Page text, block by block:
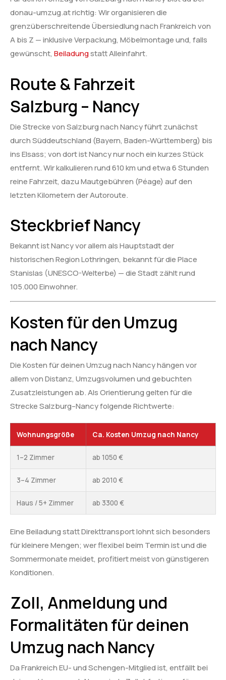
donau-umzug.at richtig: Wir organisieren die
grenzüberschreitende Übersiedlung nach Frankreich von
A bis Z — inklusive Verpackung, Möbelmontage und, falls
gewünscht, Beiladungstatt Alleinfahrt.
Route & Fahrzeit
Salzburg – Nancy
Die Strecke von Salzburg nach Nancy führt zunächst
durch Süddeutschland (Bayern, Baden-Württemberg) bis
ins Elsass; von dort ist Nancy nur noch ein kurzes Stück
entfernt. Wir kalkulieren rund 610 km und etwa 6 Stunden
reine Fahrzeit, dazu Mautgebühren (Péage) auf den
letzten Kilometern der Autoroute.
Steckbrief Nancy
Bekannt ist Nancy vor allem als Hauptstadt der
historischen Region Lothringen, bekannt für die Place
Stanislas (UNESCO-Welterbe) — die Stadt zählt rund
105.000 Einwohner.
Kosten für den Umzug
nach Nancy
Die Kosten für deinen Umzug nach Nancy hängen vor
allem von Distanz, Umzugsvolumen und gebuchten
Zusatzleistungen ab. Als Orientierung gelten für die
Strecke Salzburg–Nancy folgende Richtwerte:
Wohnungsgröße Ca. Kosten Umzug nach Nancy
1–2 Zimmer ab 1050 €
3–4 Zimmer ab 2010 €
Haus / 5+ Zimmer ab 3300 €
Eine Beiladung statt Direkttransport lohnt sich besonders
für kleinere Mengen; wer flexibel beim Termin ist und die
Sommermonate meidet, profitiert meist von günstigeren
Konditionen.
Zoll, Anmeldung und
Formalitäten für deinen
Umzug nach Nancy
Da Frankreich EU- und Schengen-Mitglied ist, entfällt bei